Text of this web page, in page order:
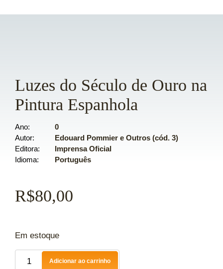
Luzes do Século de Ouro na
Pintura Espanhola
Ano
0
Autor
Edouard Pommier e Outros (cód. 3)
Editora
Imprensa Oficial
Idioma
Português
R$80,00
Em estoque
Adicionar ao carrinho